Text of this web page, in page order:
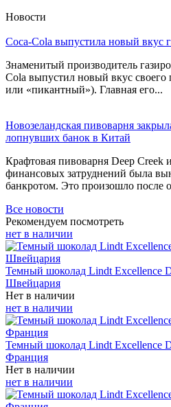
Новости
Coca-Cola выпустила новый вкус
Знаменитый производитель
Cola выпустил новый вкус своего
или «пикантный»). Главная его...
Новозеландская пивоварня
лопнувших банок в Китай
Крафтовая пивоварня Deep Creek
финансовых затруднений была
банкротом. Это произошло после
Все новости
Рекомендуем посмотреть
нет в наличии
Темный шоколад Lindt Excellence
Швейцария
Нет в наличии
нет в наличии
Темный шоколад Lindt Excellence
Франция
Нет в наличии
нет в наличии